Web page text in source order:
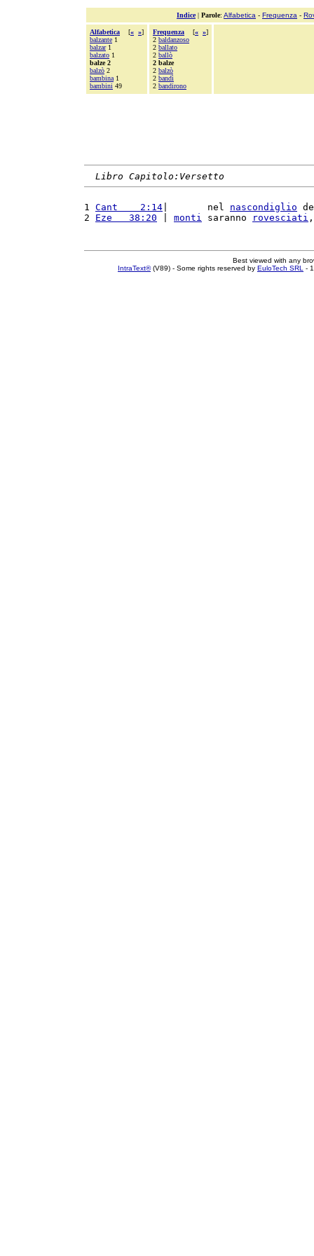
Indice| Parole: Alfabetica - Frequenza -
Alfabetica [« »]
balzante 1
balzar1
balzato 1
balze 2
balzò 2
bambina 1
bambini 49
Frequenza [« »]
2 baldanzoso
2 ballato
2 ballò
2 balze
2 balzò
2 bandì
2 bandirono
Libro Capitolo:Versetto
1 Cant    2:14 |       nel nascondiglio
2 Eze   38:20 monti saranno rovesciati
Best viewed with any
IntraText®(V89) - Some rights reserved by EuloTech SRL -